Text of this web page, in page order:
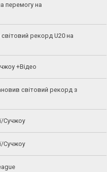
перемогу на
рекорд U20 на
+Відео
світовий рекорд з
Сучжоу
Сучжоу